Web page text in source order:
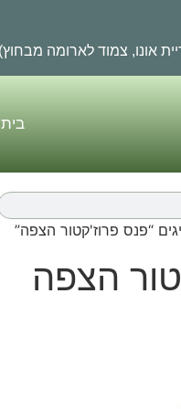
בית
“פנס פרוז'קטור הצפה”
הצפה